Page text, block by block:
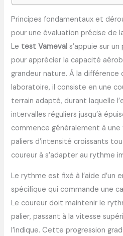
Principes fondamentaux et
pour une évaluation précise de
Le test Vameval s’appuie sur
pour apprécier la capacité
grandeur nature. À la
laboratoire, il consiste en une
terrain adapté, durant laquelle
intervalles réguliers jusqu’à
commence généralement à
paliers d’intensité croissants
coureur à s’adapter au rythme
Le rythme est fixé à l’aide d’un
spécifique qui commande une
Le coureur doit maintenir le
palier, passant à la vitesse
l’indique. Cette progression